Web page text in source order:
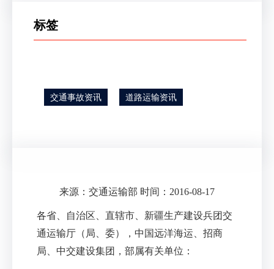
标签
交通事故资讯 道路运输资讯
来源：交通运输部 时间：2016-08-17
各省、自治区、直辖市、新疆生产建设兵团交
通运输厅（局、委），中国远洋海运、招商
局、中交建设集团，部属有关单位：